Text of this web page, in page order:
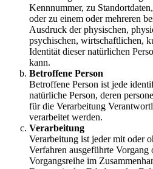
Kennnummer, zu
oder zu einem oder mehreren
Ausdruck der physischen,
psychischen, wirtschaftlichen,
Identität dieser natürlichen
kann.
Betroffene Person
Betroffene Person ist jede
natürliche Person, deren
für die Verarbeitung
verarbeitet werden.
Verarbeitung
Verarbeitung ist jeder mit oder
Verfahren ausgeführte Vorgang
Vorgangsreihe im